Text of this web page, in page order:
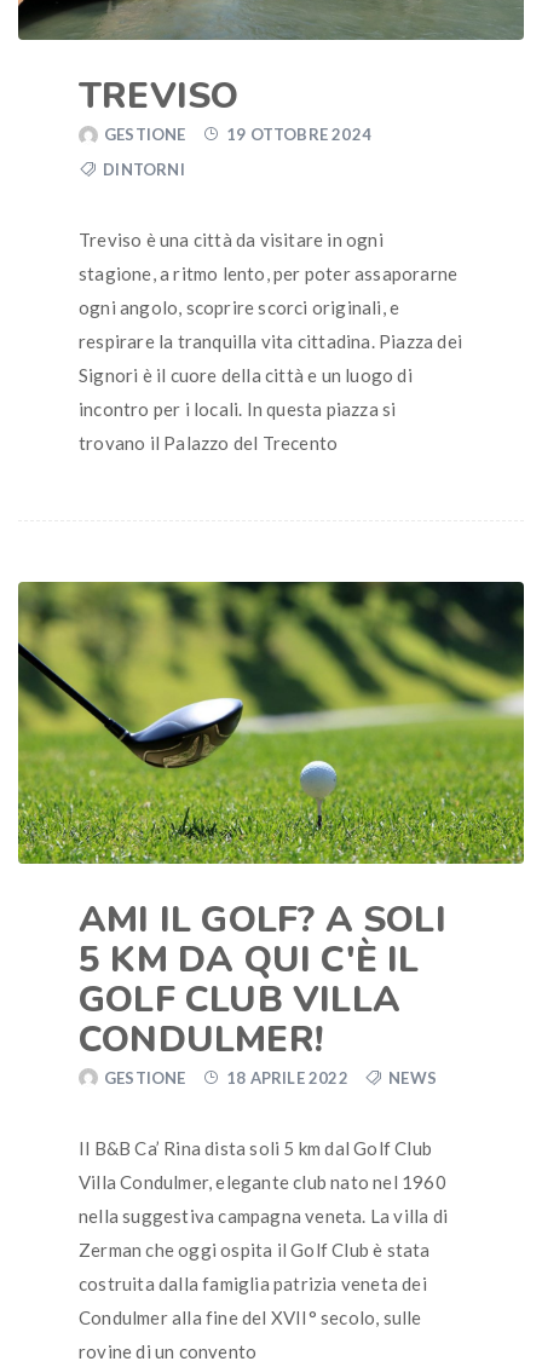
TREVISO
GESTIONE
19 OTTOBRE 2024
DINTORNI
Treviso è una città da visitare in ogni
stagione, a ritmo lento, per poter assaporarne
ogni angolo, scoprire scorci originali, e
respirare la tranquilla vita cittadina. Piazza dei
Signori è il cuore della città e un luogo di
incontro per i locali. In questa piazza si
trovano il Palazzo del Trecento
AMI IL GOLF? A SOLI
5 KM DA QUI C'È IL
GOLF CLUB VILLA
CONDULMER!
GESTIONE 18 APRILE 2022 NEWS
Il B&B Ca’ Rina dista soli 5 km dal Golf Club
Villa Condulmer, elegante club nato nel 1960
nella suggestiva campagna veneta. La villa di
Zerman che oggi ospita il Golf Club è stata
costruita dalla famiglia patrizia veneta dei
Condulmer alla fine del XVII° secolo, sulle
rovine di un convento